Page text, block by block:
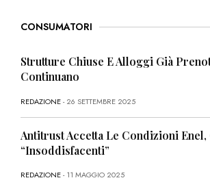
CONSUMATORI
Strutture Chiuse E Alloggi Già
Continuano
REDAZIONE- 26 SETTEMBRE 2025
Antitrust Accetta Le Condizioni
“Insoddisfacenti”
REDAZIONE- 11 MAGGIO 2025